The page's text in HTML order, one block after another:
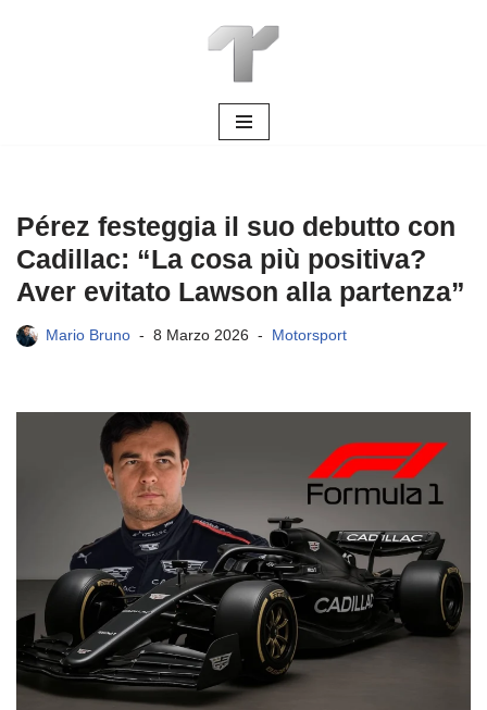
Pérez festeggia il suo debutto con
Cadillac: “La cosa più positiva?
Aver evitato Lawson alla partenza”
Mario Bruno 8 Marzo 2026 Motorsport